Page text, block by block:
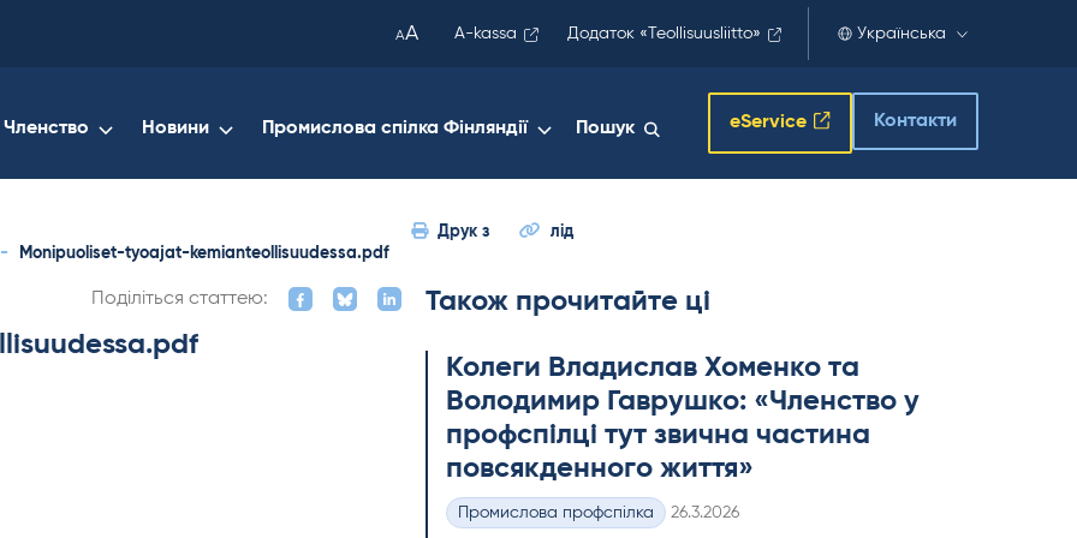
AA A-kassa Додаток «Teollisuusliitto» Українська
Членство Новини Промислова спілка Фінляндії Пошук eService Контакти
- Monipuoliset-tyoajat-kemianteollisuudessa.pdf
Друк з лід
Поділіться статтею: Також прочитайте ці
Колеги Владислав Хоменко та
Володимир Гаврушко: «Членство у
профспілці тут звична частина
повсякденного життя»
Категорії
Промислова профспілка Kirjoitettu
26.3.2026
your
clipboard.)